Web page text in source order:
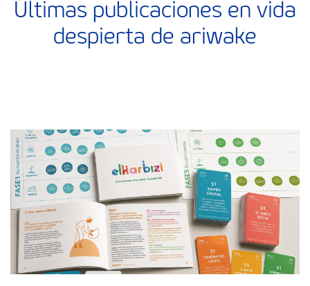
Últimas publicaciones en vida
despierta de ariwake